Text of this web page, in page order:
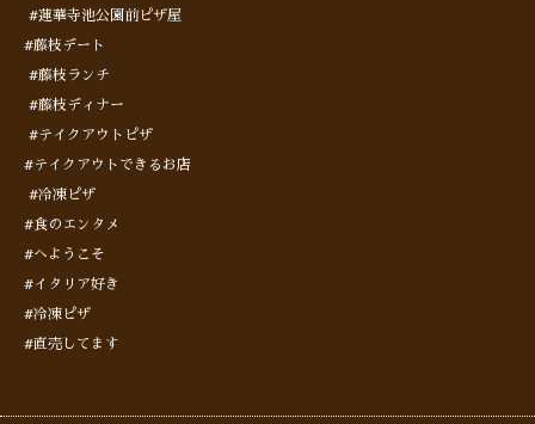
#蓮華寺池公園前ピザ屋
#藤枝デート
#藤枝ランチ
#藤枝ディナー
#テイクアウトピザ
#テイクアウトできるお店
#冷凍ピザ
#食のエンタメ
#へようこそ
#イタリア好き
#冷凍ピザ
#直売してます